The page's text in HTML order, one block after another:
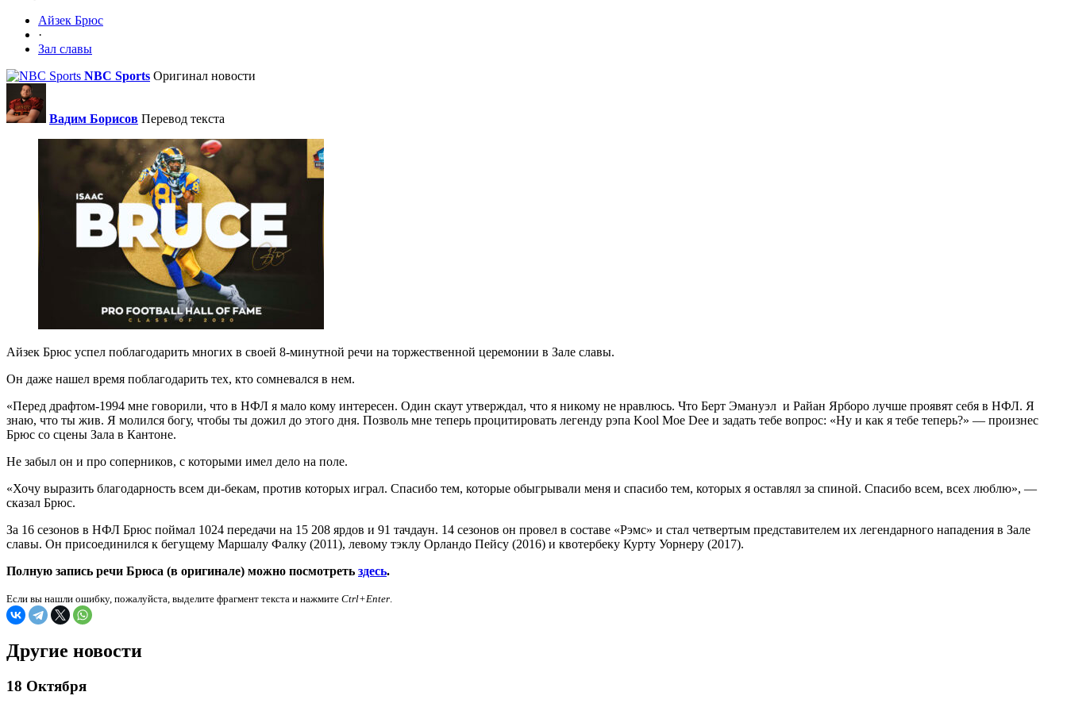
Айзек Брюс
·
Зал славы
NBC Sports Оригинал новости
Вадим Борисов Перевод текста
Айзек Брюс успел поблагодарить многих в своей 8-минутной речи на торжественной церемонии в Зале славы.
Он даже нашел время поблагодарить тех, кто сомневался в нем.
«Перед драфтом-1994 мне говорили, что в НФЛ я мало кому интересен. Один скаут утверждал, что я никому не нравлюсь. Что Берт Эмануэл и Райан Ярборо лучше проявят себя в НФЛ. Я
знаю, что ты жив. Я молился богу, чтобы ты дожил до этого дня. Позволь мне теперь процитировать легенду рэпа Kool Moe Dee и задать тебе вопрос: «Ну и как я тебе теперь?» — произнес
Брюс со сцены Зала в Кантоне.
Не забыл он и про соперников, с которыми имел дело на поле.
«Хочу выразить благодарность всем ди-бекам, против которых играл. Спасибо тем, которые обыгрывали меня и спасибо тем, которых я оставлял за спиной. Спасибо всем, всех люблю», —
сказал Брюс.
За 16 сезонов в НФЛ Брюс поймал 1024 передачи на 15 208 ярдов и 91 тачдаун. 14 сезонов он провел в составе «Рэмс» и стал четвертым представителем их легендарного нападения в Зале
славы. Он присоединился к бегущему Маршалу Фалку (2011), левому тэклу Орландо Пейсу (2016) и квотербеку Курту Уорнеру (2017).
Полную запись речи Брюса (в оригинале) можно посмотреть здесь.
Если вы нашли ошибку, пожалуйста, выделите фрагмент текста и нажмите Ctrl+Enter.
Другие новости
18 Октября